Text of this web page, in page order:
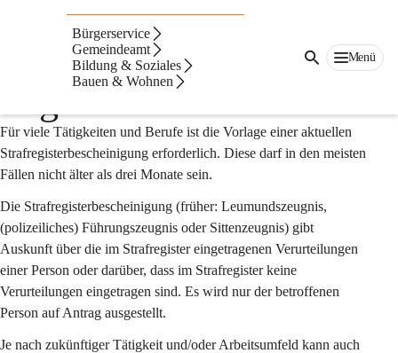
Bürgerservice
Gemeindeamt
Bildung & Soziales
Bauen & Wohnen
Menü
Strafregisterbescheinig
Für viele Tätigkeiten und Berufe ist die Vorlage einer aktuellen
Strafregisterbescheinigung erforderlich. Diese darf in den meisten
Fällen nicht älter als drei Monate sein.
Die Strafregisterbescheinigung (früher: Leumundszeugnis,
(polizeiliches) Führungszeugnis oder Sittenzeugnis) gibt
Auskunft über die im Strafregister eingetragenen Verurteilungen
einer Person oder darüber, dass im Strafregister keine
Verurteilungen eingetragen sind. Es wird nur der betroffenen
Person auf Antrag ausgestellt.
Je nach zukünftiger Tätigkeit und/oder Arbeitsumfeld kann auch